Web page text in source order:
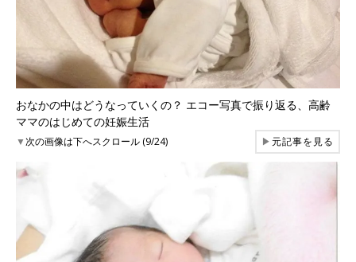
おなかの中はどうなっていくの？ エコー写真で振り返る、高齢
ママのはじめての妊娠生活
▼次の画像は下へスクロール (9/24) ▶元記事を見る